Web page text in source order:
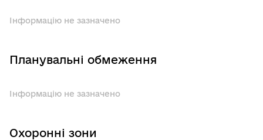
Інформацію не зазначено
Планувальні обмеження
Інформацію не зазначено
Охоронні зони